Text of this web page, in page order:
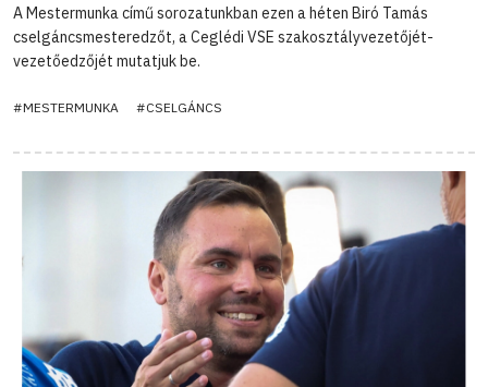
A Mestermunka című sorozatunkban ezen a héten Biró Tamás
cselgáncsmesteredzőt, a Ceglédi VSE szakosztályvezetőjét-
vezetőedzőjét mutatjuk be.
#MESTERMUNKA #CSELGÁNCS